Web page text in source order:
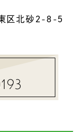
区北砂2-8-5